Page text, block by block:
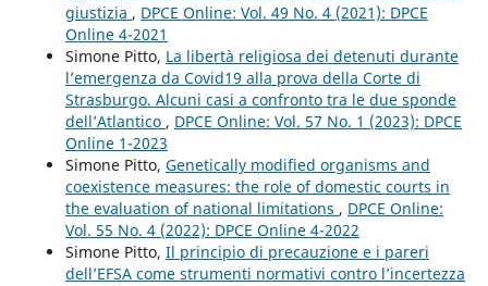
giustizia , DPCE Online: Vol. 49 No. 4 (2021): DPCE
Online 4-2021
Simone Pitto, La libertà religiosa dei detenuti durante
l’emergenza da Covid19 alla prova della Corte di
Strasburgo. Alcuni casi a confronto tra le due sponde
dell’Atlantico , DPCE Online: Vol. 57 No. 1 (2023): DPCE
Online 1-2023
Simone Pitto, Genetically modified organisms and
coexistence measures: the role of domestic courts in
the evaluation of national limitations , DPCE Online:
Vol. 55 No. 4 (2022): DPCE Online 4-2022
Simone Pitto, Il principio di precauzione e i pareri
dell’EFSA come strumenti normativi contro l’incertezza